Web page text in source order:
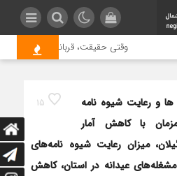
وقتی حقیقت، قربانی بازدید
15
و رعایت شیوه نامه
با کاهش آمار
میزان رعایت شیوه نامه‌های
عیدانه در استان، کاهش